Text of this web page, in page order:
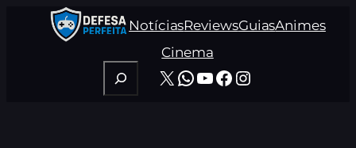
NotíciasReviewsGuiasAnimes
Cinema
Pesquisar
X WhatsApp
Youtube
Facebook
Instagram